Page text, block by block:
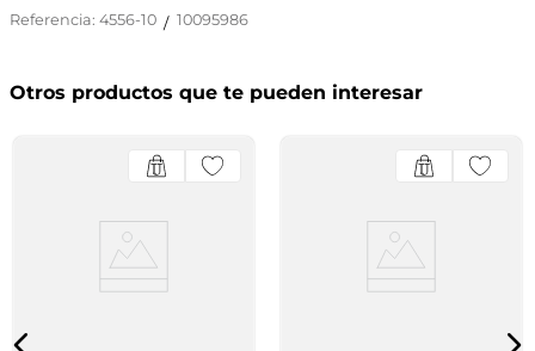
Referencia: 4556-10 / 10095986
Otros productos que te pueden interesar